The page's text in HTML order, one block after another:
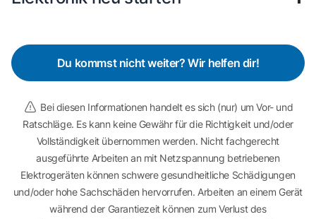
Du kommst nicht weiter? Wir helfen dir!
Bei diesen Informationen handelt es sich (nur) um Vor- und
Ratschläge. Es kann keine Gewähr für die Richtigkeit und/oder
Vollständigkeit übernommen werden. Nicht fachgerecht
ausgeführte Arbeiten an mit Netzspannung betriebenen
Elektrogeräten können schwere gesundheitliche Schädigungen
und/oder hohe Sachschäden hervorrufen. Arbeiten an einem Gerät
während der Garantiezeit können zum Verlust des